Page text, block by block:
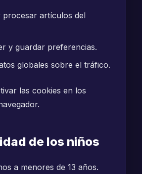
procesar artículos del
y guardar preferencias.
globales sobre el tráfico.
las cookies en los
de los niños
a menores de 13 años.